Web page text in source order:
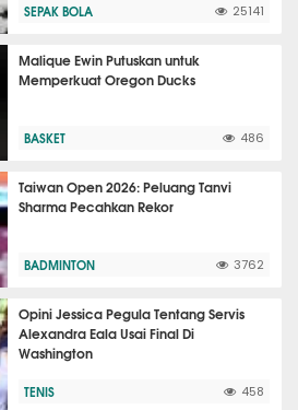
SEPAK BOLA 25141
Malique Ewin Putuskan untuk
Memperkuat Oregon Ducks
BASKET 486
Taiwan Open 2026: Peluang Tanvi
Sharma Pecahkan Rekor
BADMINTON 3762
Opini Jessica Pegula Tentang Servis
Alexandra Eala Usai Final Di
Washington
TENIS 458